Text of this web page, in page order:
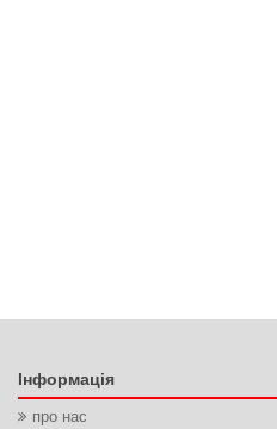
Інформація
про нас